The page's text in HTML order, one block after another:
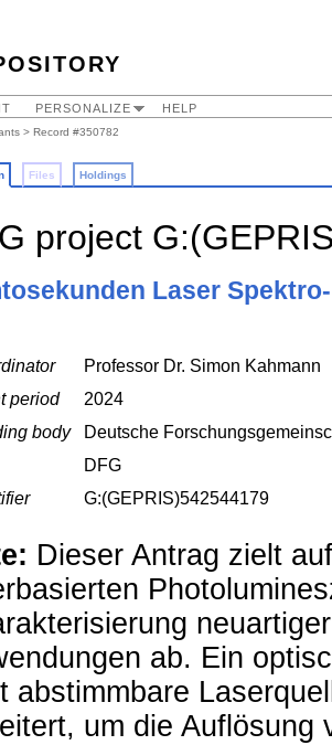
PERSONALIZE HELP
> Record #350782
Files Holdings
project
Laser
Professor Dr. Simon Kahmann
period
2024
body
Deutsche
DFG
G:(GEPRIS)542544179
Dieser Antrag zielt
ab. Ein
abstimmbare
um die Auflösung